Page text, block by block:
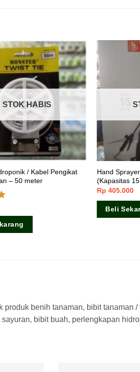
STOK HABIS
/ Kabel Pengikat
– 50 meter
Hand
(Kapasitas
Rp 405.000
Beli
benih tanaman, bibit tanaman /
bibit buah, perlengkapan